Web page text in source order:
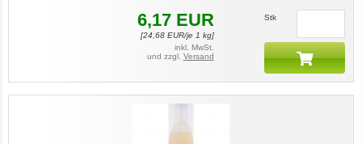
6,17 EUR
[24,68EUR/je 1 kg]
inkl. MwSt.
und zzgl. Versand
Stk